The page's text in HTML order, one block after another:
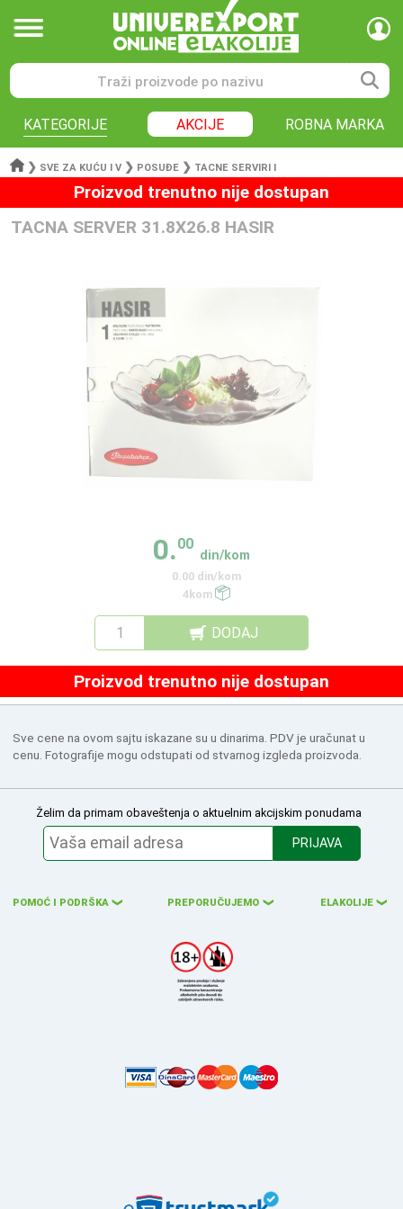
KATEGORIJE AKCIJE ROBNA MARKA
❯ SVE ZA KUĆU I V ❯ POSUĐE ❯ TACNE SERVIRI I
Proizvod trenutno nije dostupan
TACNA SERVER 31.8X26.8 HASIR
0.00
din/kom
0.00 din/kom
4kom
DODAJ
Proizvod trenutno nije dostupan
Sve cene na ovom sajtu iskazane su u dinarima. PDV je uračunat u
cenu. Fotografije mogu odstupati od stvarnog izgleda proizvoda.
Želim da primam obaveštenja o aktuelnim akcijskim ponudama
PRIJAVA
POMOĆ I PODRŠKA ❮ PREPORUČUJEMO ❮ ELAKOLIJE ❮